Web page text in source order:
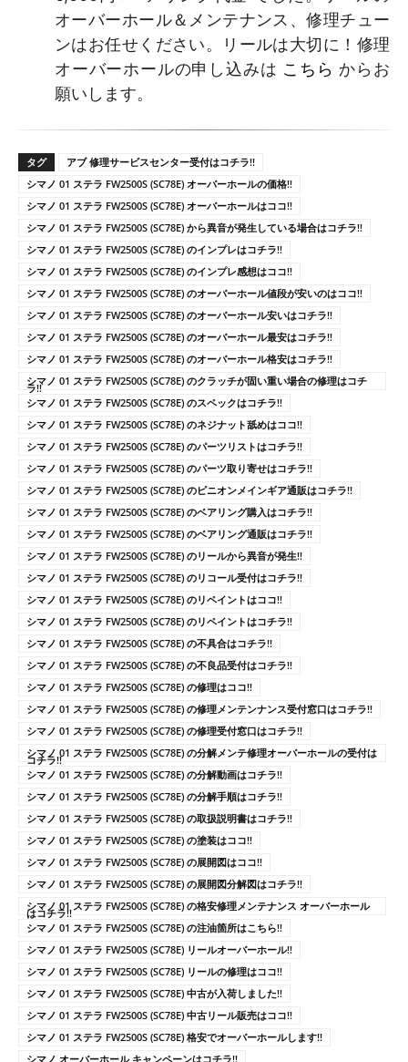
オーバーホール＆メンテナンス、修理チュー
ンはお任せください。リールは大切に！修理
オーバーホールの申し込みは こちら からお
願いします。
タグ
アブ 修理サービスセンター受付はコチラ!!
シマノ 01 ステラ FW2500S (SC78E) オーバーホールの価格!!
シマノ 01 ステラ FW2500S (SC78E) オーバーホールはココ!!
シマノ 01 ステラ FW2500S (SC78E) から異音が発生している場合はコチラ!!
シマノ 01 ステラ FW2500S (SC78E) のインプレはコチラ!!
シマノ 01 ステラ FW2500S (SC78E) のインプレ感想はココ!!
シマノ 01 ステラ FW2500S (SC78E) のオーバーホール値段が安いのはココ!!
シマノ 01 ステラ FW2500S (SC78E) のオーバーホール安いはコチラ!!
シマノ 01 ステラ FW2500S (SC78E) のオーバーホール最安はコチラ!!
シマノ 01 ステラ FW2500S (SC78E) のオーバーホール格安はコチラ!!
シマノ 01 ステラ FW2500S (SC78E) のクラッチが固い重い場合の修理はコチ
ラ!!
シマノ 01 ステラ FW2500S (SC78E) のスペックはコチラ!!
シマノ 01 ステラ FW2500S (SC78E) のネジナット舐めはココ!!
シマノ 01 ステラ FW2500S (SC78E) のパーツリストはコチラ!!
シマノ 01 ステラ FW2500S (SC78E) のパーツ取り寄せはコチラ!!
シマノ 01 ステラ FW2500S (SC78E) のピニオンメインギア通販はコチラ!!
シマノ 01 ステラ FW2500S (SC78E) のベアリング購入はコチラ!!
シマノ 01 ステラ FW2500S (SC78E) のベアリング通販はコチラ!!
シマノ 01 ステラ FW2500S (SC78E) のリールから異音が発生!!
シマノ 01 ステラ FW2500S (SC78E) のリコール受付はコチラ!!
シマノ 01 ステラ FW2500S (SC78E) のリペイントはココ!!
シマノ 01 ステラ FW2500S (SC78E) のリペイントはコチラ!!
シマノ 01 ステラ FW2500S (SC78E) の不具合はコチラ!!
シマノ 01 ステラ FW2500S (SC78E) の不良品受付はコチラ!!
シマノ 01 ステラ FW2500S (SC78E) の修理はココ!!
シマノ 01 ステラ FW2500S (SC78E) の修理メンテンナンス受付窓口はコチラ!!
シマノ 01 ステラ FW2500S (SC78E) の修理受付窓口はコチラ!!
シマノ 01 ステラ FW2500S (SC78E) の分解メンテ修理オーバーホールの受付は
コチラ!!
シマノ 01 ステラ FW2500S (SC78E) の分解動画はコチラ!!
シマノ 01 ステラ FW2500S (SC78E) の分解手順はコチラ!!
シマノ 01 ステラ FW2500S (SC78E) の取扱説明書はコチラ!!
シマノ 01 ステラ FW2500S (SC78E) の塗装はココ!!
シマノ 01 ステラ FW2500S (SC78E) の展開図はココ!!
シマノ 01 ステラ FW2500S (SC78E) の展開図分解図はコチラ!!
シマノ 01 ステラ FW2500S (SC78E) の格安修理メンテナンス オーバーホール
はコチラ!!
シマノ 01 ステラ FW2500S (SC78E) の注油箇所はこちら!!
シマノ 01 ステラ FW2500S (SC78E) リールオーバーホール!!
シマノ 01 ステラ FW2500S (SC78E) リールの修理はココ!!
シマノ 01 ステラ FW2500S (SC78E) 中古が入荷しました!!
シマノ 01 ステラ FW2500S (SC78E) 中古リール販売はココ!!
シマノ 01 ステラ FW2500S (SC78E) 格安でオーバーホールします!!
シマノ オーバーホール キャンペーンはコチラ!!